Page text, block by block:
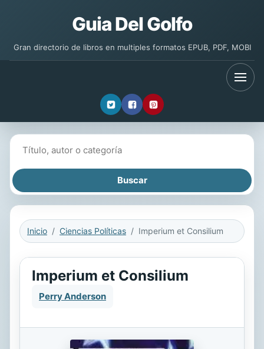
Guia Del Golfo
Gran directorio de libros en multiples formatos EPUB, PDF, MOBI
Inicio Ciencias Políticas Imperium et Consilium
Imperium et Consilium
Perry Anderson